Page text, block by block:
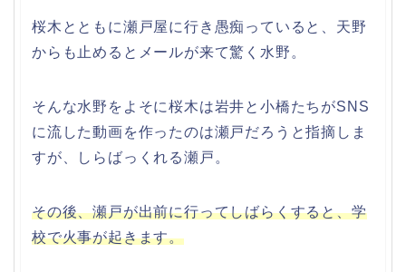
桜木とともに瀬戸屋に行き愚痴っていると、天野
からも止めるとメールが来て驚く水野。
そんな水野をよそに桜木は岩井と小橋たちがSNS
に流した動画を作ったのは瀬戸だろうと指摘しま
すが、しらばっくれる瀬戸。
その後、瀬戸が出前に行ってしばらくすると、学
校で火事が起きます。